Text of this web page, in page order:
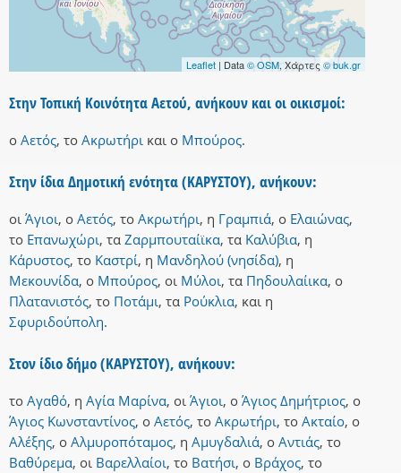
Leaflet | Data© OSM, Χάρτες © buk.gr
Στην Τοπική Κοινότητα Αετού, ανήκουν και οι οικισμοί:
ο Αετός, το Ακρωτήρι και ο Μπούρος.
Στην ίδια Δημοτική ενότητα (ΚΑΡΥΣΤΟΥ), ανήκουν:
οι Άγιοι, ο Αετός, το Ακρωτήρι, η Γραμπιά, ο Ελαιώνας,
το Επανωχώρι, τα Ζαρμπουταίϊκα, τα Καλύβια, η
Κάρυστος, το Καστρί, η Μανδηλού (νησίδα), η
Μεκουνίδα, ο Μπούρος, οι Μύλοι, τα Πηδουλαίικα, ο
Πλατανιστός, το Ποτάμι, τα Ρούκλια, και η
Σφυριδούπολη.
Στον ίδιο δήμο (ΚΑΡΥΣΤΟΥ), ανήκουν:
το Αγαθό, η Αγία Μαρίνα, οι Άγιοι, ο Άγιος Δημήτριος, ο
Άγιος Κωνσταντίνος, ο Αετός, το Ακρωτήρι, το Ακταίο, ο
Αλέξης, ο Αλμυροπόταμος, η Αμυγδαλιά, ο Αντιάς, το
Βαθύρεμα, οι Βαρελλαίοι, το Βατήσι, ο Βράχος, το